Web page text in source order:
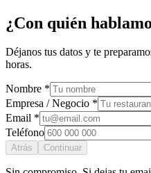
¿Con quién
Déjanos tus datos y te
horas.
Nombre *
Empresa / Negocio *
Email *
Teléfono
Atrás Continuar